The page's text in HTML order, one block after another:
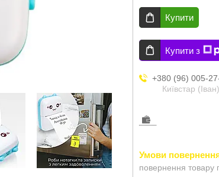
Купити
Купити з
+380 (96) 005-
Київстар (Іван)
повернення товару